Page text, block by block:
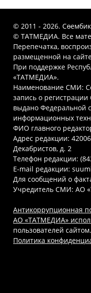
© 2011 - 2026.
© ТАТМЕДИА. Все
Перепечатка,
размещенной на
При поддержке
«ТАТМЕДИА».
Наименование СМИ:
запись о
выдано Федеральной
информационных
ФИО главного
Адрес редакции:
Декабристов, д. 2
Телефон редакции:
E-mail редакции:
Для сообщений о
Учредитель СМИ: АО
Антикоррупционная
АО «ТАТМЕДИА»
пользователей
Политика